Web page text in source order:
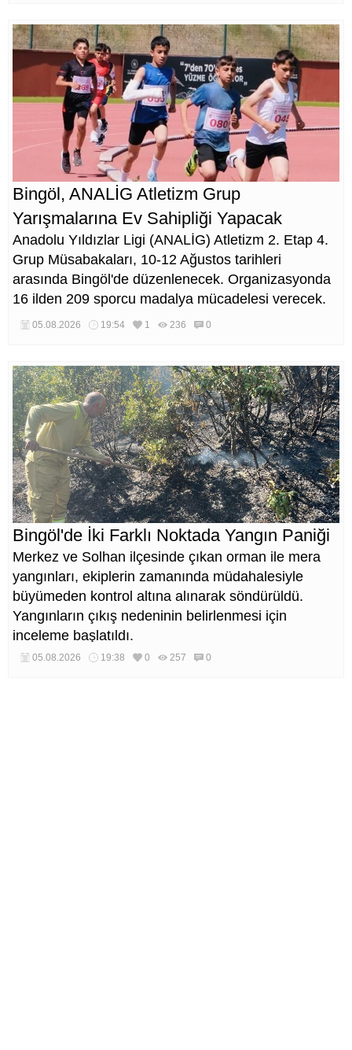
Bingöl, ANALİG Atletizm Grup
Yarışmalarına Ev Sahipliği Yapacak
Anadolu Yıldızlar Ligi (ANALİG) Atletizm 2. Etap 4.
Grup Müsabakaları, 10-12 Ağustos tarihleri
arasında Bingöl'de düzenlenecek. Organizasyonda
16 ilden 209 sporcu madalya mücadelesi verecek.
05.08.2026 19:54 1 236 0
Bingöl'de İki Farklı Noktada Yangın Paniği
Merkez ve Solhan ilçesinde çıkan orman ile mera
yangınları, ekiplerin zamanında müdahalesiyle
büyümeden kontrol altına alınarak söndürüldü.
Yangınların çıkış nedeninin belirlenmesi için
inceleme başlatıldı.
05.08.2026 19:38 0 257 0